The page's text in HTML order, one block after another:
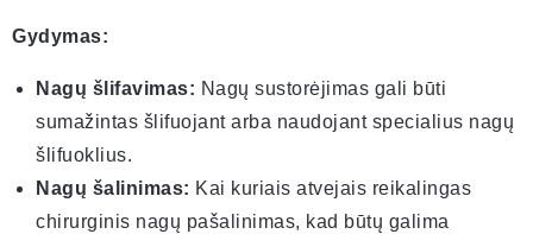
Gydymas:
Nagų šlifavimas: Nagų sustorėjimas gali būti
sumažintas šlifuojant arba naudojant specialius nagų
šlifuoklius.
Nagų šalinimas: Kai kuriais atvejais reikalingas
chirurginis nagų pašalinimas, kad būtų galima